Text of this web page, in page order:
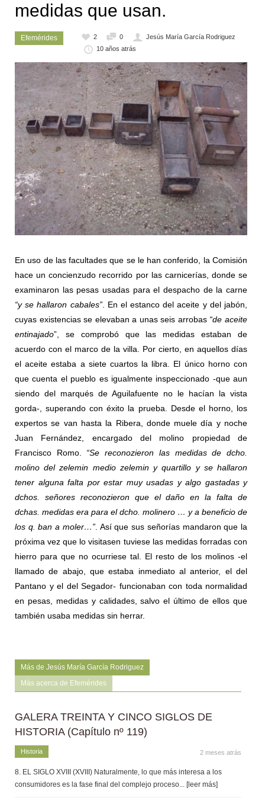
medidas que usan.
Efemérides 2 0
Jesús María García Rodriguez
10 años atrás
En uso de las facultades que se le han conferido, la Comisión
hace un concienzudo recorrido por las carnicerías, donde se
examinaron las pesas usadas para el despacho de la carne
“y se hallaron cabales”. En el estanco del aceite y del jabón,
cuyas existencias se elevaban a unas seis arrobas “de aceite
entinajado”, se comprobó que las medidas estaban de
acuerdo con el marco de la villa. Por cierto, en aquellos días
el aceite estaba a siete cuartos la libra. El único horno con
que cuenta el pueblo es igualmente inspeccionado -que aun
siendo del marqués de Aguilafuente no le hacían la vista
gorda-, superando con éxito la prueba. Desde el horno, los
expertos se van hasta la Ribera, donde muele día y noche
Juan Fernández, encargado del molino propiedad de
Francisco Romo. “Se reconozieron las medidas de dcho.
molino del zelemin medio zelemin y quartillo y se hallaron
tener alguna falta por estar muy usadas y algo gastadas y
dchos. señores reconozieron que el daño en la falta de
dchas. medidas era para el dcho. molinero … y a beneficio de
los q. ban a moler…”. Así que sus señorías mandaron que la
próxima vez que lo visitasen tuviese las medidas forradas con
hierro para que no ocurriese tal. El resto de los molinos -el
llamado de abajo, que estaba inmediato al anterior, el del
Pantano y el del Segador- funcionaban con toda normalidad
en pesas, medidas y calidades, salvo el último de ellos que
también usaba medidas sin herrar.
Más de Jesús María García Rodriguez
Más acerca de Efemérides
GALERA TREINTA Y CINCO SIGLOS DE
HISTORIA (Capítulo nº 119)
Historia 2 meses atrás
8. EL SIGLO XVIII (XVIII) Naturalmente, lo que más interesa a los
consumidores es la fase final del complejo proceso... [leer más]